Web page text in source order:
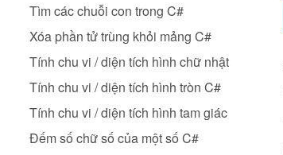
Tìm các chuỗi con trong C#
Xóa phần tử trùng khỏi mảng C#
Tính chu vi / diện tích hình chữ nhật
Tính chu vi / diện tích hình tròn C#
Tính chu vi / diện tích hình tam giác
Đếm số chữ số của một số C#